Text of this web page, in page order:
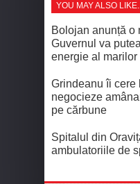
YOU MAY ALSO
Bolojan anunță o
Guvernul va
energie al marilor
Grindeanu îi cere
negocieze
pe cărbune
Spitalul din
ambulatoriile de